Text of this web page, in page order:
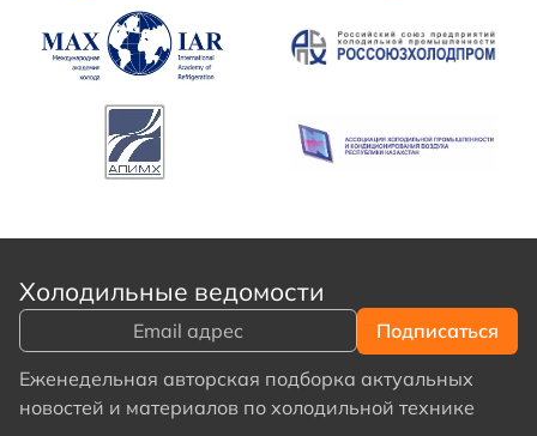
Холодильные ведомости
Еженедельная авторская подборка актуальных
новостей и материалов по холодильной технике